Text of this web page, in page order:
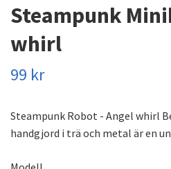
Steampunk
whirl
99 kr
Steampunk Robot - Angel whirl
handgjord i trä och metal är en